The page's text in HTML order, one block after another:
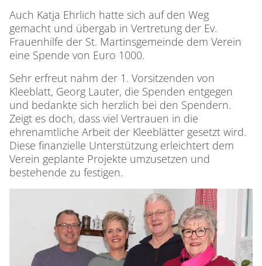
Auch Katja Ehrlich hatte sich auf den Weg
gemacht und übergab in Vertretung der Ev.
Frauenhilfe der St. Martinsgemeinde dem Verein
eine Spende von Euro 1000.
Sehr erfreut nahm der 1. Vorsitzenden von
Kleeblatt, Georg Lauter, die Spenden entgegen
und bedankte sich herzlich bei den Spendern.
Zeigt es doch, dass viel Vertrauen in die
ehrenamtliche Arbeit der Kleeblätter gesetzt wird.
Diese finanzielle Unterstützung erleichtert dem
Verein geplante Projekte umzusetzen und
bestehende zu festigen.